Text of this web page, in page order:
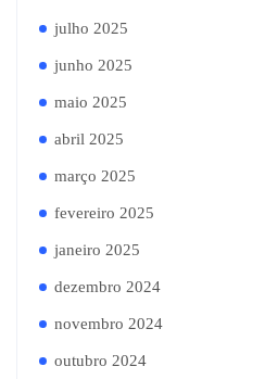
julho 2025
junho 2025
maio 2025
abril 2025
março 2025
fevereiro 2025
janeiro 2025
dezembro 2024
novembro 2024
outubro 2024